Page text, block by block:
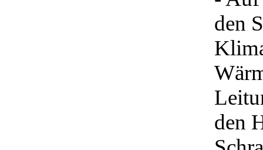
den
den